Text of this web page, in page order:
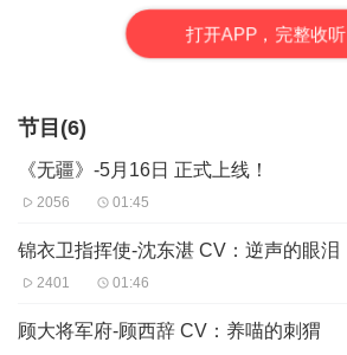
打开APP，完整收听
节目(6)
《无疆》-5月16日 正式上线！
2056 01:45
锦衣卫指挥使-沈东湛 CV：逆声的眼泪
2401 01:46
顾大将军府-顾西辞 CV：养喵的刺猬